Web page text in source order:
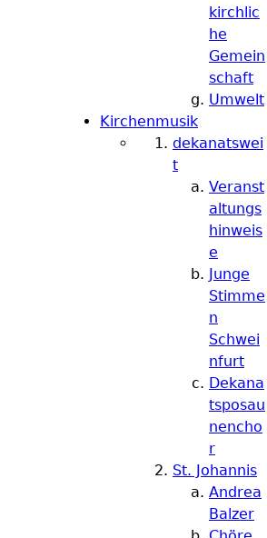
kirchlic
he
Gemein
schaft
Umwelt
Kirchenmusik
dekanatswei
t
Veranst
altungs
hinweis
e
Junge
Stimme
n
Schwei
nfurt
Dekana
tsposau
nencho
r
St. Johannis
Andrea
Balzer